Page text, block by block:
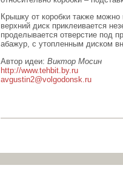
Крышку от коробки также
верхний диск приклеивается
проделывается отверстие под
абажур, с утопленным диском
Автор идеи: Виктор Мосин
http://www.tehbit.by.ru
avgustin2@volgodonsk.ru